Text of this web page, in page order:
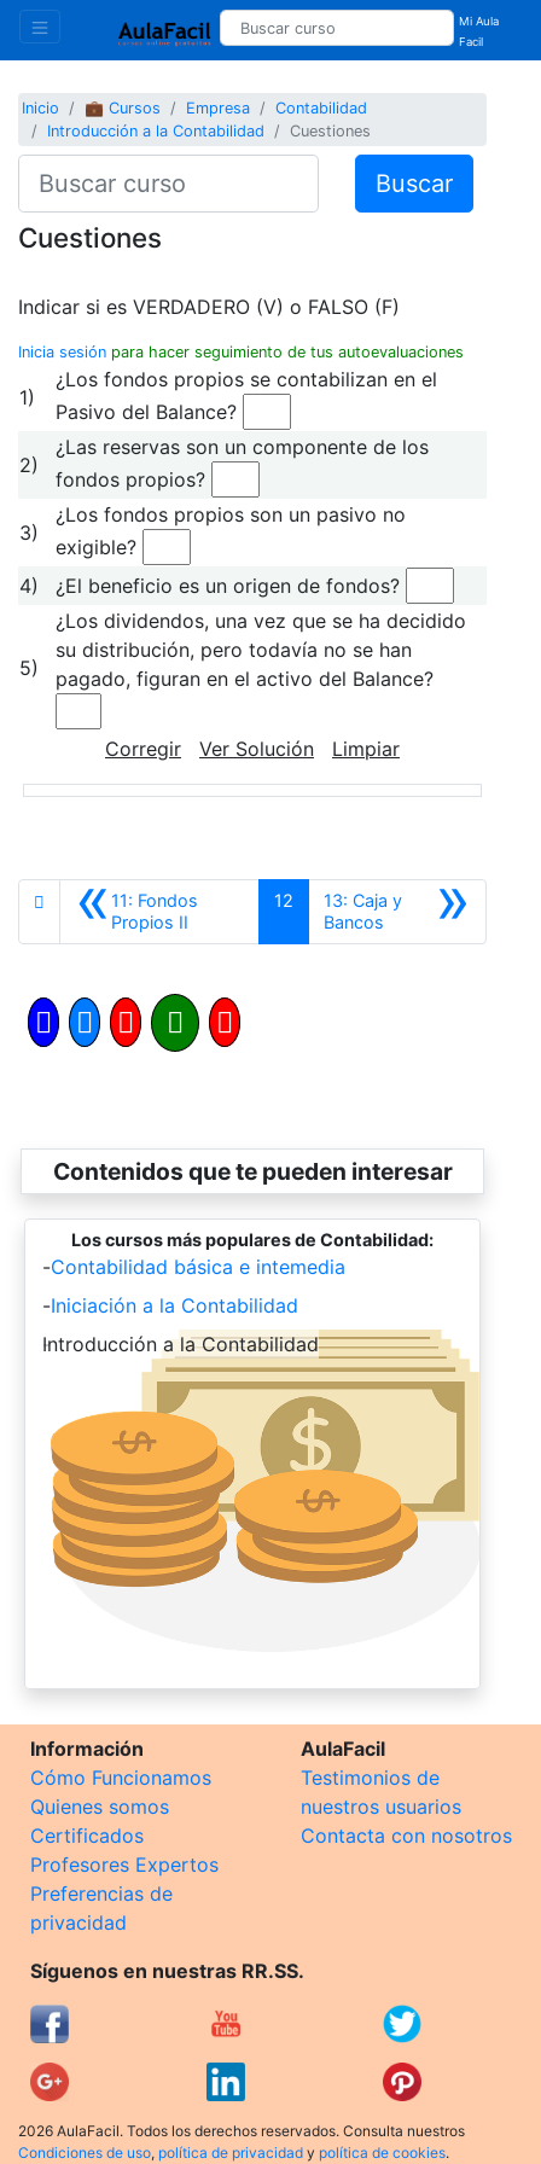
Mi Aula
Facil
Inicio 💼 Cursos Empresa
Contabilidad
Introducción a la Contabilidad
Cuestiones
Buscar
Cuestiones
Indicar si es VERDADERO (V) o FALSO (F)
Inicia sesión para hacer seguimiento de tus autoevaluaciones
1)
¿Los fondos propios se contabilizan en el
Pasivo del Balance?
2)
¿Las reservas son un componente de los
fondos propios?
3)
¿Los fondos propios son un pasivo no
exigible?
4)
¿El beneficio es un origen de fondos?
5)
¿Los dividendos, una vez que se ha decidido
su distribución, pero todavía no se han
pagado, figuran en el activo del Balance?
Corregir Ver Solución Limpiar
«11: Fondos
Propios II
12 »
13: Caja y
BancosSiguiente
Contenidos que te pueden interesar
Los cursos más populares de Contabilidad:
-Contabilidad básica e intemedia
-Iniciación a la Contabilidad
-
Introducción a la Contabilidad
Información
Cómo Funcionamos
Quienes somos
Certificados
Profesores Expertos
Preferencias de
privacidad
AulaFacil
Testimonios de
nuestros usuarios
Contacta con nosotros
Síguenos en nuestras RR.SS.
2026 AulaFacil. Todos los derechos reservados. Consulta nuestros
Condiciones de uso, política de privacidad y política de cookies.